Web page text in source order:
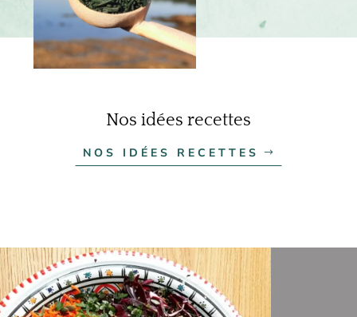
Nos idées recettes
NOS IDÉES RECETTES